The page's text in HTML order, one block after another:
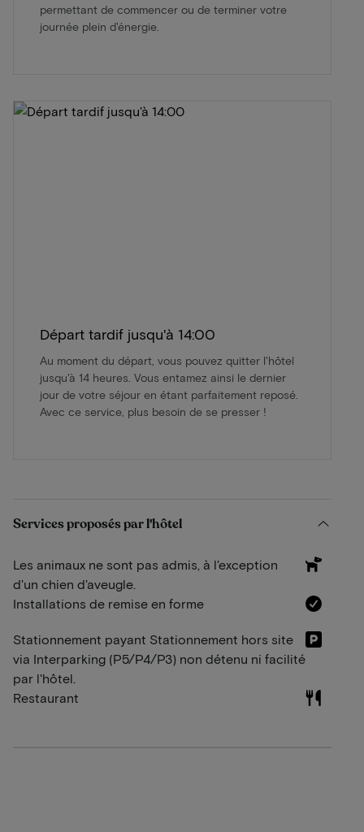
permettant de commencer ou de terminer votre
journée plein d'énergie.
Départ tardif jusqu'à 14:00
Au moment du départ, vous pouvez quitter l'hôtel
jusqu'à 14 heures. Vous entamez ainsi le dernier
jour de votre séjour en étant parfaitement reposé.
Avec ce service, plus besoin de se presser !
Services proposés par l'hôtel
Les animaux ne sont pas admis, à l'exception
d'un chien d'aveugle.
Installations de remise en forme
Stationnement payant Stationnement hors site
via Interparking (P5/P4/P3) non détenu ni facilité
par l'hôtel.
Restaurant